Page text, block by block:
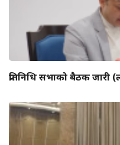
प्रतिनिधि सभाको बैठक जारी